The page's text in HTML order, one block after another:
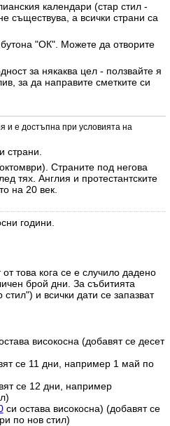
календари (стар стил -
съществува, а всички страни са
"ОК". Можете да отворите
за някаква цел - ползвайте я
за да направите сметките си
и е достъпна при условията на
страни.
Страните под негова
тях. Англия и протестантските
на 20 век.
години.
това кога се е случило дадено
брой дни. За събитията
и всички дати се запазват
високосна (добавят се десет
се 11 дни, например 1 май по
се 12 дни, например
си остава високосна) (добавят се
по нов стил)